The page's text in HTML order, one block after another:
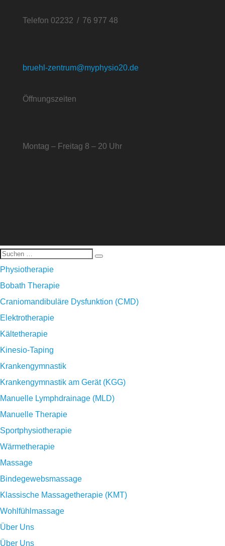
Telefon 02232 / 76 977 48
bruehl-zentrum@myphysio20.de
Öffnungszeiten
Montag – Freitag 8 – 20 Uhr
Physiotherapie
Bobath Therapie
Craniomandibuläre Dysfunktion (CMD)
Elektrotherapie
Kältetherapie
Kinesio-Taping
Krankengymnastik
Krankengymnastik am Gerät (KGG)
Manuelle Lymphdrainage (MLD)
Manuelle Therapie
Sportphysiotherapie
Wärmetherapie
Massage
Bindegewebsmassage
Klassische Massagetherapie (KMT)
Wohlfühlmassage
Über Uns
Über Uns